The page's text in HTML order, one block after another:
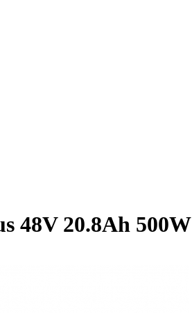
48V 20.8Ah 500W